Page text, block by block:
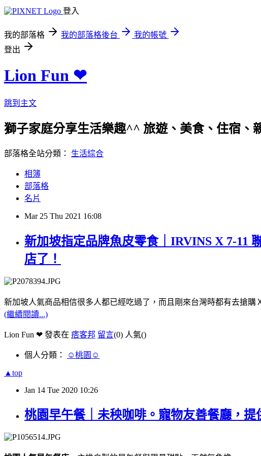
登入
我的部落格 我的部落格後台
我的帳號
登出
Lion Fun ❤
跳到主文
獅子家庭分享生活樂趣^^ 旅遊、美食、住宿、
部落格全站分類： 生活綜合
相簿
部落格
名片
Mar 25 Thu 2021 16:08
新加坡指定品牌魚皮零食｜IRVINS X 7-11
店了！
新加坡人氣商品相信很多人都已經吃過了，而且剛來台灣時都有去搶購
(繼續閱讀...)
Lion Fun ❤ 發表在 痞客邦 留言(0) 人氣()
個人分類： ☺桃園☺
▲top
Jan 14 Tue 2020 10:26
桃園早午餐｜未秧咖啡。寵物友善餐廳，